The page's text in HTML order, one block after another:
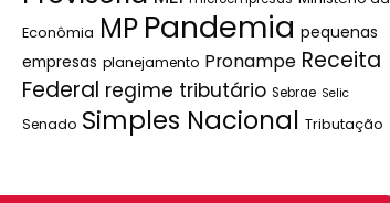
Econômia MP Pandemia pequenas
empresas planejamento Pronampe Receita
Federal regime tributário Sebrae Selic
Senado Simples Nacional Tributação